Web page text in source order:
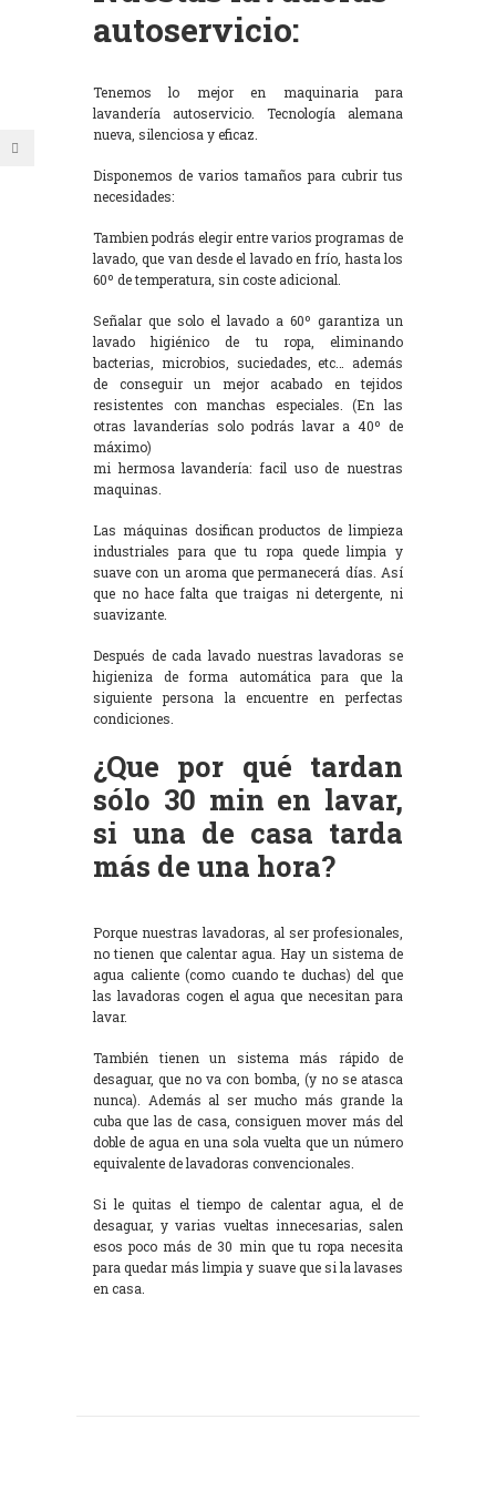
autoservicio:
Tenemos lo mejor en maquinaria para
lavandería autoservicio. Tecnología alemana
nueva, silenciosa y eficaz.
Disponemos de varios tamaños para cubrir tus
necesidades:
Tambien podrás elegir entre varios programas de
lavado, que van desde el lavado en frío, hasta los
60º de temperatura, sin coste adicional.
Señalar que solo el lavado a 60º garantiza un
lavado higiénico de tu ropa, eliminando
bacterias, microbios, suciedades, etc… además
de conseguir un mejor acabado en tejidos
resistentes con manchas especiales. (En las
otras lavanderías solo podrás lavar a 40º de
máximo)
mi hermosa lavandería: facil uso de nuestras
maquinas.
Las máquinas dosifican productos de limpieza
industriales para que tu ropa quede limpia y
suave con un aroma que permanecerá días. Así
que no hace falta que traigas ni detergente, ni
suavizante.
Después de cada lavado nuestras lavadoras se
higieniza de forma automática para que la
siguiente persona la encuentre en perfectas
condiciones.
¿Que por qué tardan
sólo 30 min en lavar,
si una de casa tarda
más de una hora?
Porque nuestras lavadoras, al ser profesionales,
no tienen que calentar agua. Hay un sistema de
agua caliente (como cuando te duchas) del que
las lavadoras cogen el agua que necesitan para
lavar.
También tienen un sistema más rápido de
desaguar, que no va con bomba, (y no se atasca
nunca). Además al ser mucho más grande la
cuba que las de casa, consiguen mover más del
doble de agua en una sola vuelta que un número
equivalente de lavadoras convencionales.
Si le quitas el tiempo de calentar agua, el de
desaguar, y varias vueltas innecesarias, salen
esos poco más de 30 min que tu ropa necesita
para quedar más limpia y suave que si la lavases
en casa.